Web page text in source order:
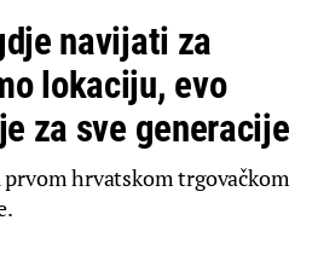
navijati za
lokaciju, evo
za sve generacije
hrvatskom trgovačkom